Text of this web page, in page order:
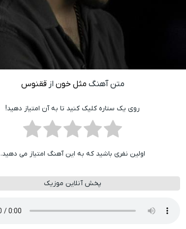
متن آهنگ مثل خون از ققنوس
روی یک ستاره کلیک کنید تا به آن امتیاز دهید!
اولین نفری باشید که به این آهنگ امتیاز می دهید.
پخش آنلاین موزیک